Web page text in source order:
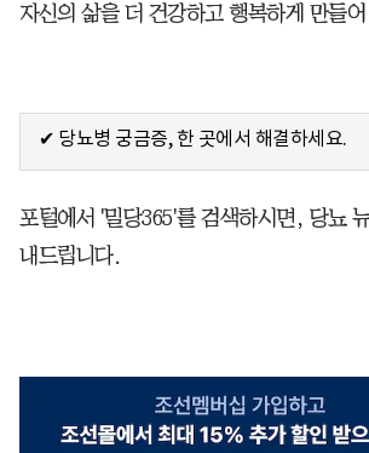
자신의 삶을 더 건강하고 행복하게 만들
✔ 당뇨병 궁금증, 한 곳에서 해결하세요.
포털에서 '밀당365'를 검색하시면, 당뇨
내드립니다.​